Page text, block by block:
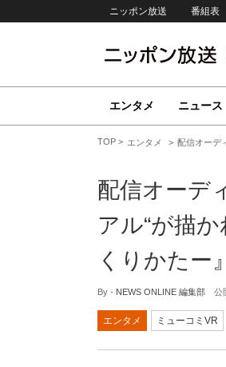
ニッポン放送 番組表
エンタメ ニュース
TOP エンタメ 配信オーデ
配信オーデ
アル“が描
くりかたー
By - NEWS ONLINE 編集部 公
エンタメ ミューコミVR